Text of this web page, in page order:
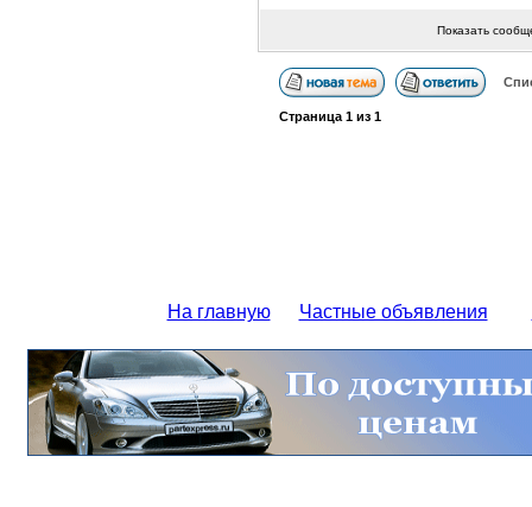
Показать
Страница 1из 1
На главную Частные объявления